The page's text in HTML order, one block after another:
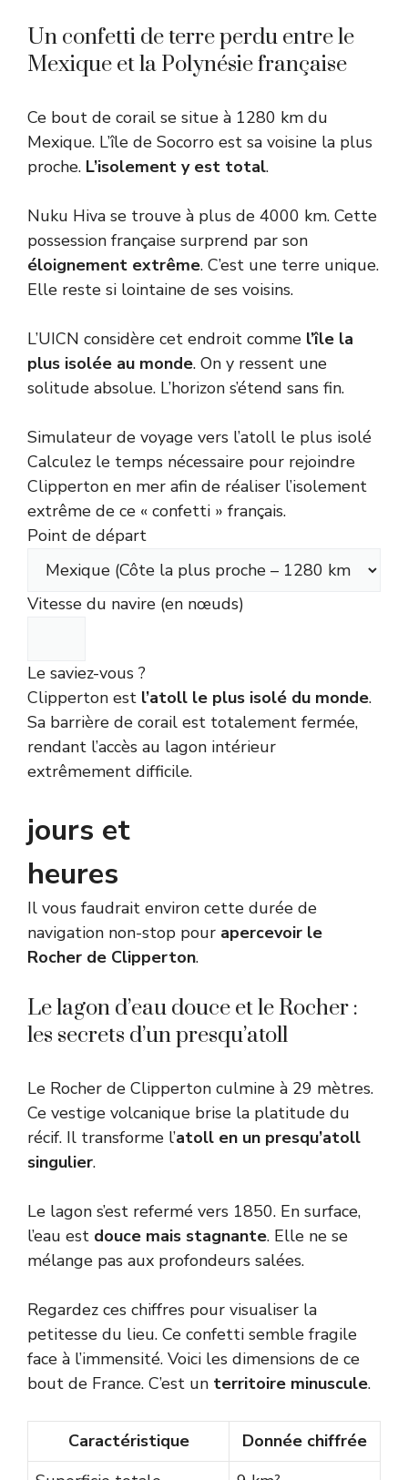
Un confetti de terre perdu entre le
Mexique et la Polynésie française
Ce bout de corail se situe à 1280 km du
Mexique. L’île de Socorro est sa voisine la plus
proche. L’isolement y est total.
Nuku Hiva se trouve à plus de 4000 km. Cette
possession française surprend par son
éloignement extrême. C’est une terre unique.
Elle reste si lointaine de ses voisins.
L’UICN considère cet endroit comme l’île la
plus isolée au monde. On y ressent une
solitude absolue. L’horizon s’étend sans fin.
Simulateur de voyage vers l’atoll le plus isolé
Calculez le temps nécessaire pour rejoindre
Clipperton en mer afin de réaliser l’isolement
extrême de ce « confetti » français.
Point de départ
Vitesse du navire (en nœuds)
Le saviez-vous ?
Clipperton est l’atoll le plus isolé du monde.
Sa barrière de corail est totalement fermée,
rendant l’accès au lagon intérieur
extrêmement difficile.
jours et
heures
Il vous faudrait environ cette durée de
navigation non-stop pour apercevoir le
Rocher de Clipperton.
Le lagon d’eau douce et le Rocher :
les secrets d’un presqu’atoll
Le Rocher de Clipperton culmine à 29 mètres.
Ce vestige volcanique brise la platitude du
récif. Il transforme l’atoll en un presqu’atoll
singulier.
Le lagon s’est refermé vers 1850. En surface,
l’eau est douce mais stagnante. Elle ne se
mélange pas aux profondeurs salées.
Regardez ces chiffres pour visualiser la
petitesse du lieu. Ce confetti semble fragile
face à l’immensité. Voici les dimensions de ce
bout de France. C’est un territoire minuscule.
Caractéristique
Donnée chiffrée